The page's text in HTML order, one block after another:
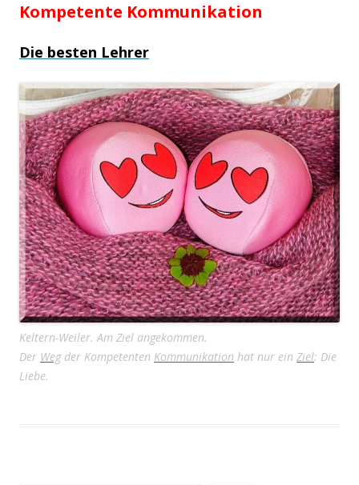
Kompetente Kommunikation
Die besten Lehrer
Keltern-Weiler. Am Ziel angekommen.
Der Wegder Kompetenten Kommunikation hat nur ein Ziel: Die
Liebe.